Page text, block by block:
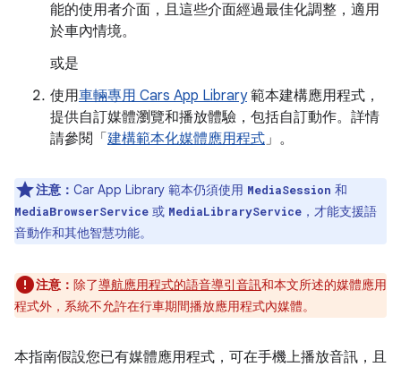
能的使用者介面，且這些介面經過最佳化調整，適用
於車內情境。
或是
使用車輛專用 Cars App Library範本建構應用程式，
提供自訂媒體瀏覽和播放體驗，包括自訂動作。詳情
請參閱「 建構範本化媒體應用程式」。
注意： Car App Library 範本仍須使用 MediaSession 和
MediaBrowserService 或 MediaLibraryService ，才能支援語
音動作和其他智慧功能。
注意： 除了導航應用程式的語音導引音訊和本文所述的媒體應用
程式外，系統不允許在行車期間播放應用程式內媒體。
本指南假設您已有媒體應用程式，可在手機上播放音訊，且